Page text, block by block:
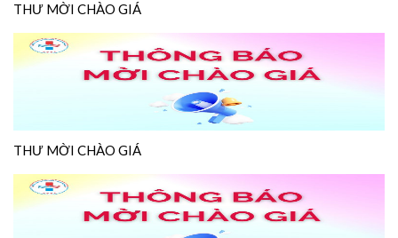
THƯ MỜI CHÀO GIÁ
THƯ MỜI CHÀO GIÁ